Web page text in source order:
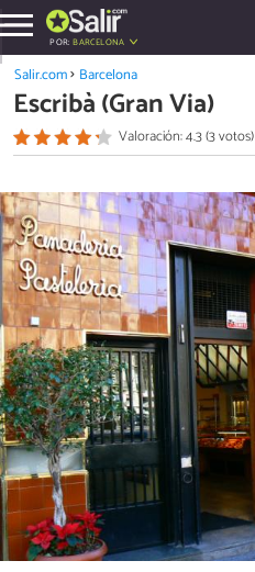
POR:BARCELONA
Salir.com Barcelona
Escribà (Gran Via)
Valoración: 4.3 (3 votos)